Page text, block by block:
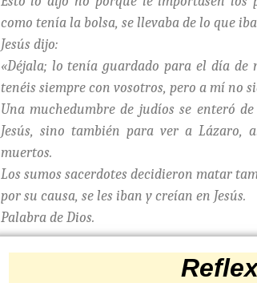
como tenía la bolsa, se llevaba de lo que
Jesús dijo:
«Déjala; lo tenía guardado para el día
tenéis siempre con vosotros, pero a mí no
Una muchedumbre de judíos se enteró
Jesús, sino también para ver a Lázaro,
muertos.
Los sumos sacerdotes decidieron matar
por su causa, se les iban y creían en Jesús.
Palabra de Dios.